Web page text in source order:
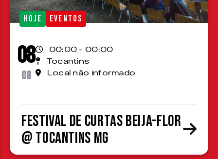
HOJE EVENTOS
08
08
00:00 - 00:00
Tocantins
Local não informado
Festival de Curtas Beija-Flor
@ Tocantins MG